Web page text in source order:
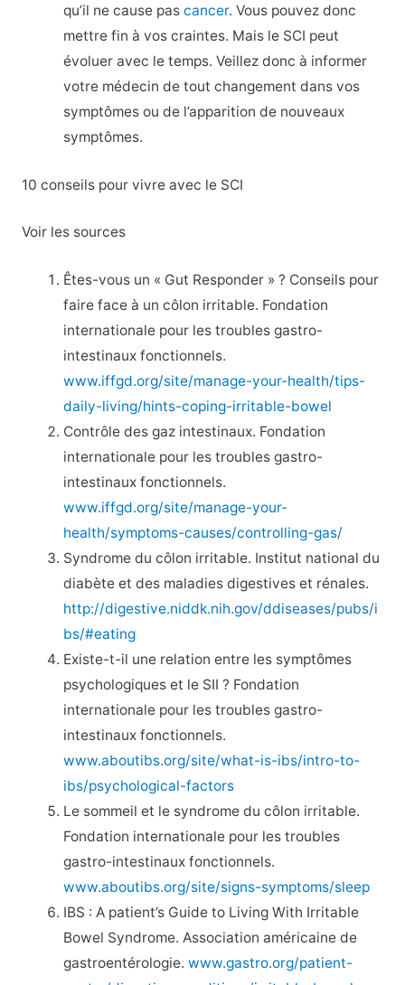
qu’il ne cause pascancer. Vous pouvez donc
mettre fin à vos craintes. Mais le SCI peut
évoluer avec le temps. Veillez donc à informer
votre médecin de tout changement dans vos
symptômes ou de l’apparition de nouveaux
symptômes.
10 conseils pour vivre avec le SCI
Voir les sources
Êtes-vous un « Gut Responder » ? Conseils pour
faire face à un côlon irritable. Fondation
internationale pour les troubles gastro-
intestinaux fonctionnels.
www.iffgd.org/site/manage-your-health/tips-
daily-living/hints-coping-irritable-bowel
Contrôle des gaz intestinaux. Fondation
internationale pour les troubles gastro-
intestinaux fonctionnels.
www.iffgd.org/site/manage-your-
health/symptoms-causes/controlling-gas/
Syndrome du côlon irritable. Institut national du
diabète et des maladies digestives et rénales.
http://digestive.niddk.nih.gov/ddiseases/pubs/i
bs/#eating
Existe-t-il une relation entre les symptômes
psychologiques et le SII ? Fondation
internationale pour les troubles gastro-
intestinaux fonctionnels.
www.aboutibs.org/site/what-is-ibs/intro-to-
ibs/psychological-factors
Le sommeil et le syndrome du côlon irritable.
Fondation internationale pour les troubles
gastro-intestinaux fonctionnels.
www.aboutibs.org/site/signs-symptoms/sleep
IBS : A patient’s Guide to Living With Irritable
Bowel Syndrome. Association américaine de
gastroentérologie.www.gastro.org/patient-